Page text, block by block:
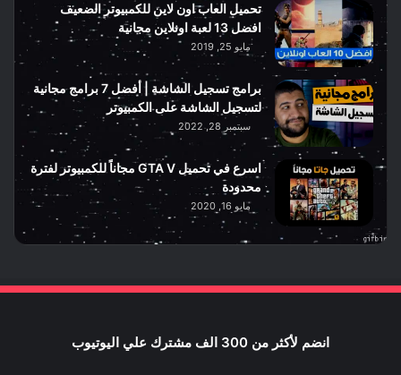
تحميل العاب اون لاين للكمبيوتر الضعيف
افضل 13 لعبة اونلاين مجانية
مايو 25, 2019
برامج تسجيل الشاشة | أفضل 7 برامج مجانية
لتسجيل الشاشة على الكمبيوتر
سبتمبر 28, 2022
اسرع في تحميل GTA V مجاناً للكمبيوتر لفترة
محدودة
مايو 16, 2020
انضم لأكثر من 300 الف مشترك علي اليوتيوب